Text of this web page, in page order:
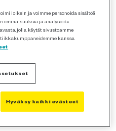
oikein ja voimme personoida sisältöä
ominaisuuksia ja analysoida
jolla käytät sivustoamme
kanssa.
Hyväksy kaikki evästeet